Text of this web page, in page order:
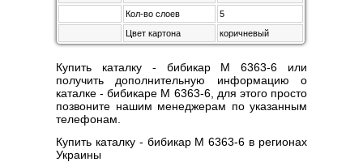
Кол-во слоев
5
Цвет картона
коричневый
Купить каталку - бибикар M 6363-6 или
получить дополнительную информацию о
каталке - бибикаре M 6363-6, для этого просто
позвоните нашим менеджерам по указанным
телефонам.
Купить каталку - бибикар M 6363-6 в регионах
Украины